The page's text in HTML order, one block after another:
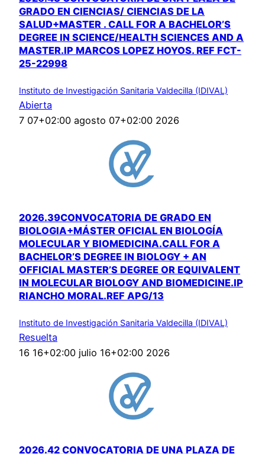
GRADO EN CIENCIAS/ CIENCIAS DE LA
SALUD+MASTER . CALL FOR A BACHELOR’S
DEGREE IN SCIENCE/HEALTH SCIENCES AND A
MASTER.IP MARCOS LOPEZ HOYOS. REF FCT-
25-22998
Instituto de Investigación Sanitaria Valdecilla (IDIVAL)
Abierta
7 07+02:00 agosto 07+02:00 2026
2026.39CONVOCATORIA DE GRADO EN
BIOLOGIA+MÁSTER OFICIAL EN BIOLOGÍA
MOLECULAR Y BIOMEDICINA.CALL FOR A
BACHELOR’S DEGREE IN BIOLOGY + AN
OFFICIAL MASTER’S DEGREE OR EQUIVALENT
IN MOLECULAR BIOLOGY AND BIOMEDICINE.IP
RIANCHO MORAL.REF APG/13
Instituto de Investigación Sanitaria Valdecilla (IDIVAL)
Resuelta
16 16+02:00 julio 16+02:00 2026
2026.42 CONVOCATORIA DE UNA PLAZA DE